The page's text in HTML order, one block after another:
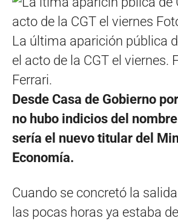
La última aparición pública
el acto de la CGT el viernes.
Ferrari.
Desde Casa de Gobierno
no hubo indicios del
sería el nuevo titular del
Economía.
Cuando se concretó la
las pocas horas ya estaba